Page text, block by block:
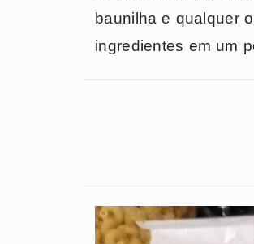
baunilha e qualquer
ingredientes em um